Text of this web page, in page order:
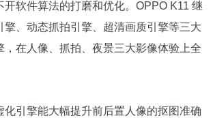
开软件算法的打磨和优化。OPPO K11 继
擎、动态抓拍引擎、超清画质引擎等三大
，在人像、抓拍、夜景三大影像体验上全
化引擎能大幅提升前后置人像的抠图准确